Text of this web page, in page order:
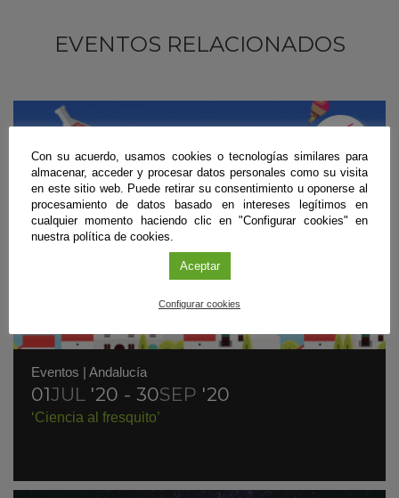
EVENTOS RELACIONADOS
Eventos | Andalucía
01JUL '20 - 30SEP '20
‘Ciencia al fresquito’
Con su acuerdo, usamos cookies o tecnologías similares para
almacenar, acceder y procesar datos personales como su visita
en este sitio web. Puede retirar su consentimiento u oponerse al
procesamiento de datos basado en intereses legítimos en
cualquier momento haciendo clic en "Configurar cookies" en
nuestra política de cookies.
Aceptar
Configurar cookies